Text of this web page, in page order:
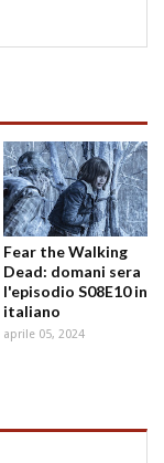
Fear the Walking
Dead: domani sera
l'episodio S08E10 in
italiano
aprile 05, 2024